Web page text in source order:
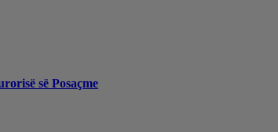
së Posaçme